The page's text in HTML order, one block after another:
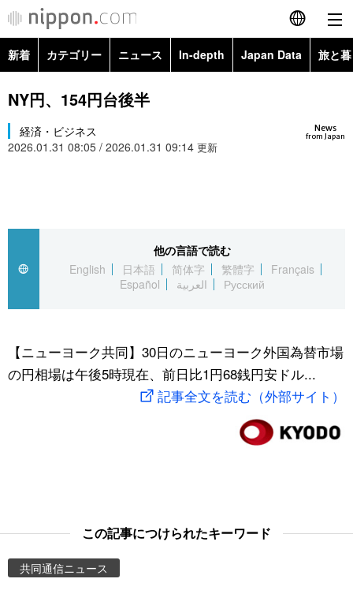
English
カテゴリー
文化
動画/Live
Images
新着 カテゴリー ニュース In-depth Japan Data 旅と
政治・外交
経済・ビジネス
スポーツ・東京2020
Images
NY円、154円台後半
News
from Japan
経済・ビジネス
2026.01.31 08:05 / 2026.01.31 09:14 更新
他の言語で読む
English
日本語 简体字 繁體字
Français
Español
العربية Русский
【ニューヨーク共同】30日のニューヨーク外国為替市場
の円相場は午後5時現在、前日比1円68銭円安ドル...
記事全文を読む（外部サイト）
この記事につけられたキーワード
共同通信ニュース